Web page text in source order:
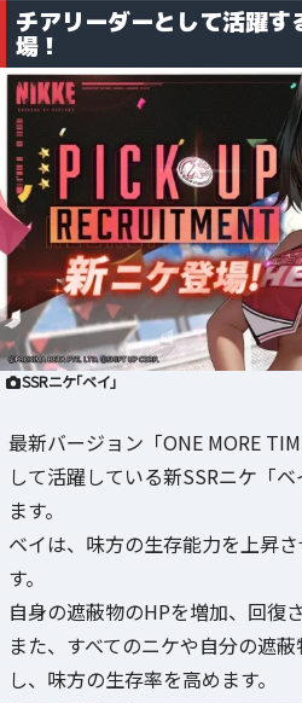
チアリーダーとして活躍す
場！
SSRニケ「ベイ」
最新バージョン「ONE MORE
して活躍している新SSRニケ「
ます。
ベイは、味方の生存能力を上昇
す。
自身の遮蔽物のHPを増加、回復さ
また、すべてのニケや自分の遮
し、味方の生存率を高めます。